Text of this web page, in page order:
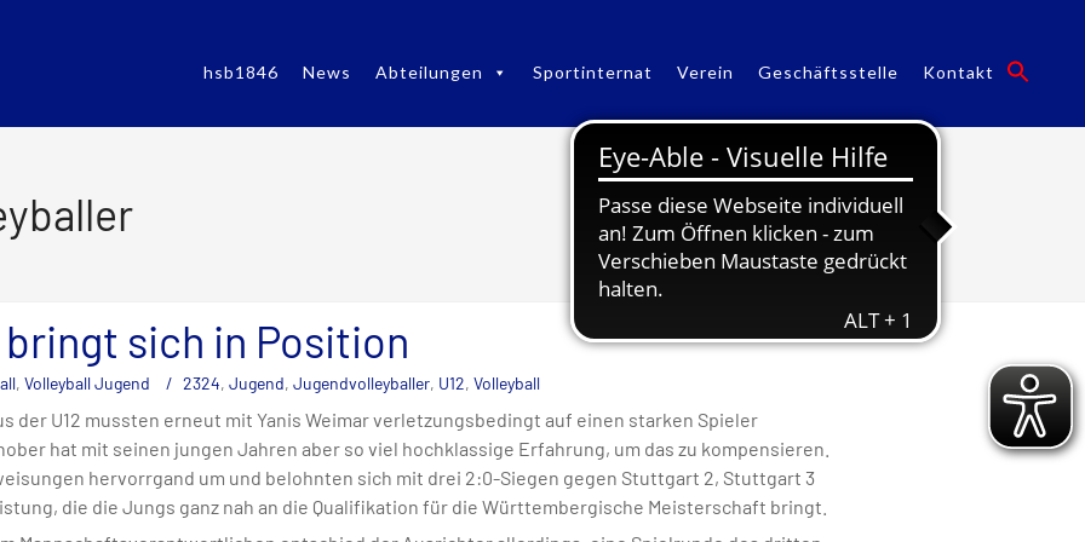
hsb1846 News Abteilungen Sportinternat Verein Geschäftsstelle Kontakt
Jugendvolleyballer
bringt sich in Position
, Volleyball Jugend 2324, Jugend, Jugendvolleyballer, U12, Volleyball
der U12 mussten erneut mit Yanis Weimar verletzungsbedingt auf einen starken Spieler
hat mit seinen jungen Jahren aber so viel hochklassige Erfahrung, um das zu kompensieren.
hervorrgand um und belohnten sich mit drei 2:0-Siegen gegen Stuttgart 2, Stuttgart 3
die die Jungs ganz nah an die Qualifikation für die Württembergische Meisterschaft bringt.